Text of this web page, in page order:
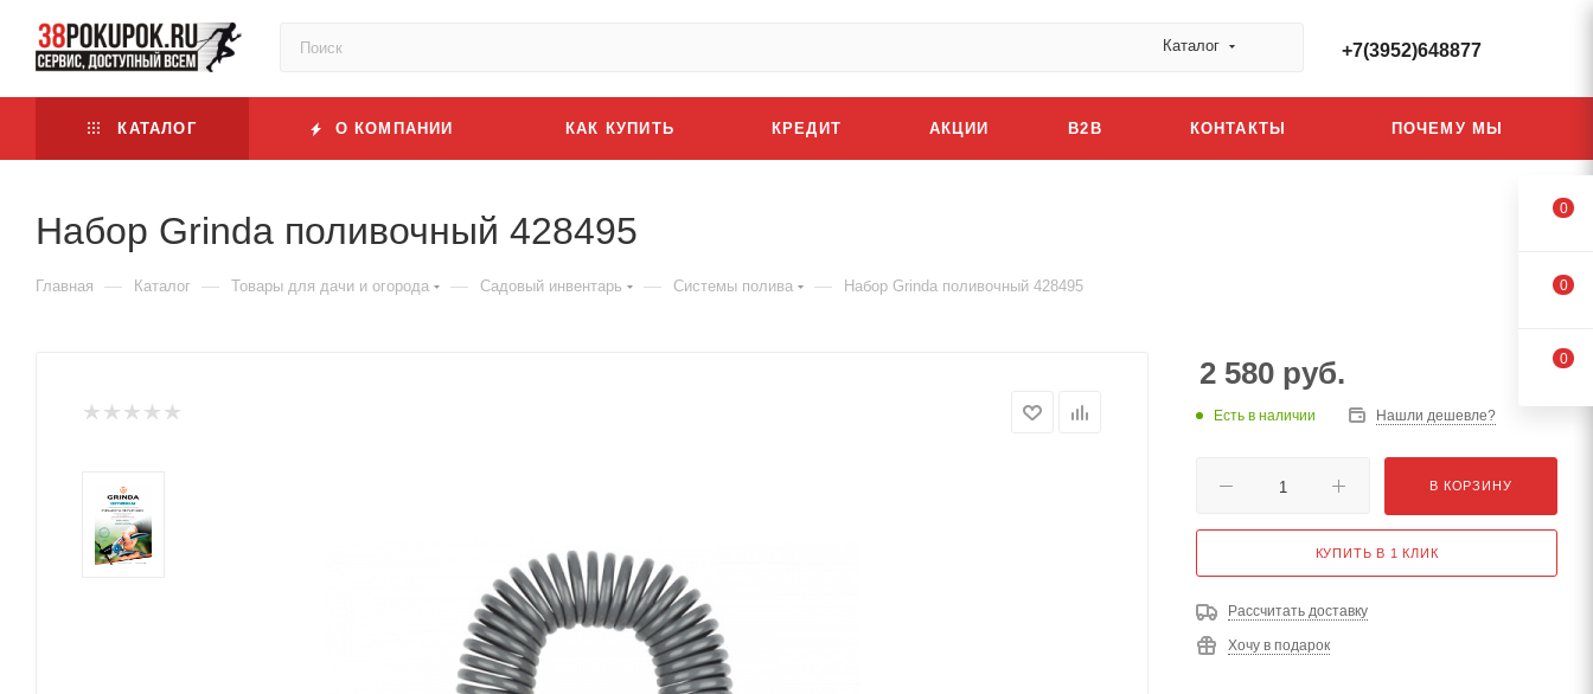
Каталог +7(3952)648877
КАТАЛОГ О КОМПАНИИ КАК КУПИТЬ КРЕДИТ АКЦИИ B2B КОНТАКТЫ ПОЧЕМУ МЫ
Набор Grinda поливочный 428495
Главная — Каталог — Товары для дачи и огорода — Садовый инвентарь — Системы полива — Набор Grinda поливочный 428495
2 580 руб.
Есть в наличии Нашли дешевле?
В КОРЗИНУ
КУПИТЬ В 1 КЛИК
Рассчитать доставку
Хочу в подарок
0
0
0